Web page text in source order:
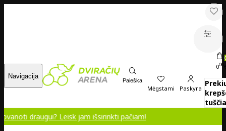
Navigacija
Paieška
Mėgstami Paskyra
000
Leisk jam išsirinkti pačiam!